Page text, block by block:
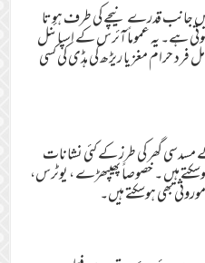
جانب قدرے نیچے کی طرف ہوتا
ہے۔ یہ عموماً آئرس کے اسپائنل
حرام مغز یا ریڑھ کی ہڈی کی کسی
گھر کی طرز کے کئی نشانات
ہیں ۔ خصوصاً پھیپھڑے ، یوٹرس،
بھی ہوسکتے ہیں۔